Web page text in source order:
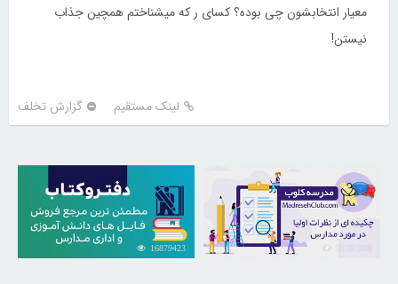
معیار انتخابشون چی بوده؟ کسای ر که میشناختم همچین جذاب
نیستن!
لینک مستقیم گزارش تخلف
16879423